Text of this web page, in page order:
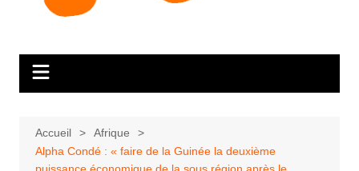
Accueil
Afrique
Alpha Condé : « faire de la Guinée la deuxième